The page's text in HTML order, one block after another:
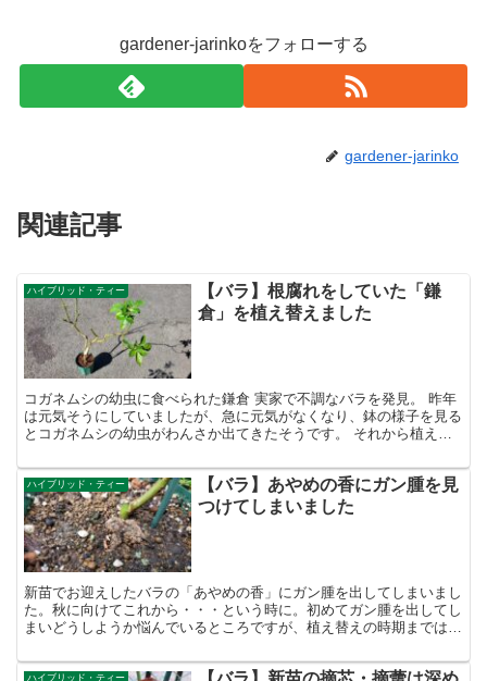
gardener-jarinkoをフォローする
gardener-jarinko
関連記事
ハイブリッド・ティー
【バラ】根腐れをしていた「鎌
倉」を植え替えました
コガネムシの幼虫に食べられた鎌倉 実家で不調なバラを発見。 昨年
は元気そうにしていましたが、急に元気がなくなり、鉢の様子を見る
とコガネムシの幼虫がわんさか出てきたそうです。 それから植え替
ハイブリッド・ティー
【バラ】あやめの香にガン腫を見
つけてしまいました
新苗でお迎えしたバラの「あやめの香」にガン腫を出してしまいまし
た。秋に向けてこれから・・・という時に。初めてガン腫を出してし
まいどうしようか悩んでいるところですが、植え替えの時期までは静
に・・・。
ハイブリッド・ティー